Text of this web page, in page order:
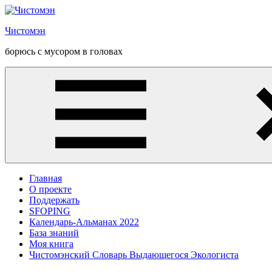
Перейти
содержанию
Чистомэн
борюсь с мусором в головах
Главная
О проекте
Поддержать
SFOPING
Календарь-Альманах 2022
База знаний
Моя книга
Чистомэнский Словарь Выдающегося Экологиста